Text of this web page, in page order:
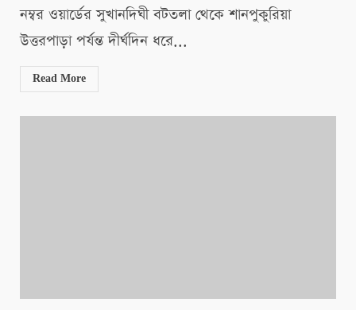
নম্বর ওয়ার্ডের সুখানদিঘী বটতলা থেকে শানপুকুরিয়া
উত্তরপাড়া পর্যন্ত দীর্ঘদিন ধরে...
Read More